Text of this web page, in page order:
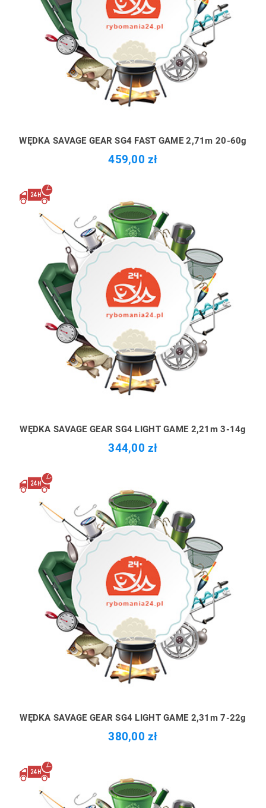
WĘDKA SAVAGE GEAR SG4 FAST GAME 2,71m 20-60g
459,00 zł
WĘDKA SAVAGE GEAR SG4 LIGHT GAME 2,21m 3-14g
344,00 zł
WĘDKA SAVAGE GEAR SG4 LIGHT GAME 2,31m 7-22g
380,00 zł